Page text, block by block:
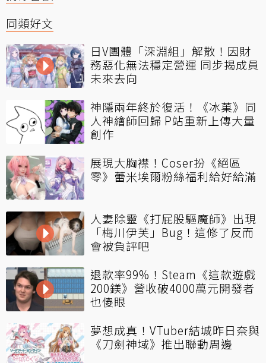
同類好文
日V團體「深淵組」解散！因財
務惡化無法穩定營運 同步揭成員
未來去向
神隱兩年終於復活！《冰菓》同
人神繪師回歸 P站重新上傳大量
創作
展現大胸襟！Coser扮《絕區
零》蕾米埃爾粉絲福利給好給滿
人妻除靈《打屁股驅魔師》出現
「梅川伊芙」Bug！這修了反而
會被負評吧
退款率99%！Steam《這款遊戲
200鎂》營收破4000萬元開發者
也傻眼
夢想成真！VTuber結城昨日奈與
《刀劍神域》推出聯動周邊